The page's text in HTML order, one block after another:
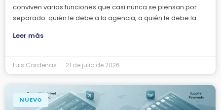
conviven varias funciones que casi nunca se piensan por
separado: quién le debe a la agencia, a quién le debe la
Leer más
Luis Cardenas 21 de julio de 2026
NUEVO